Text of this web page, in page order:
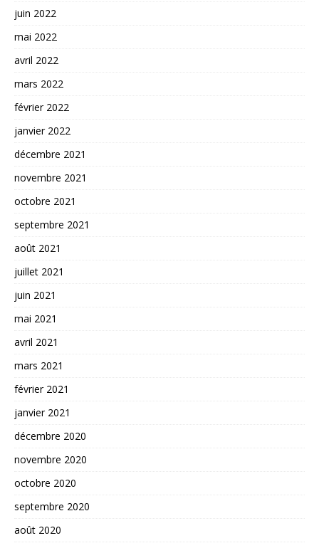
juin 2022
mai 2022
avril 2022
mars 2022
février 2022
janvier 2022
décembre 2021
novembre 2021
octobre 2021
septembre 2021
août 2021
juillet 2021
juin 2021
mai 2021
avril 2021
mars 2021
février 2021
janvier 2021
décembre 2020
novembre 2020
octobre 2020
septembre 2020
août 2020